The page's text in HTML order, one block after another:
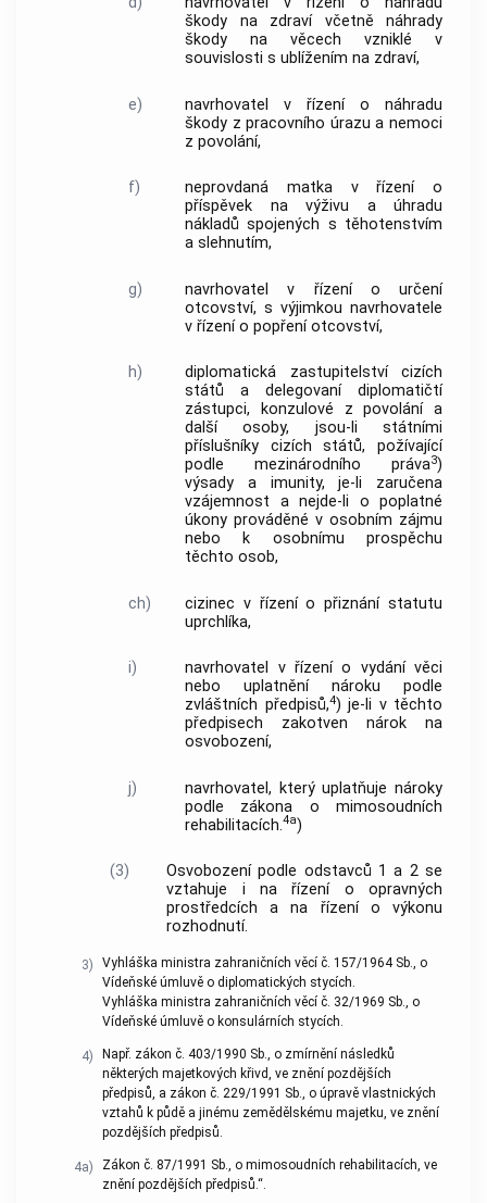
škody na zdraví včetně náhrady
škody na věcech vzniklé v
souvislosti s ublížením na zdraví,
e)
navrhovatel v řízení o náhradu
škody z pracovního úrazu a nemoci
z povolání,
f)
neprovdaná matka v řízení o
příspěvek na výživu a úhradu
nákladů spojených s těhotenstvím
a slehnutím,
g)
navrhovatel v řízení o určení
otcovství, s výjimkou navrhovatele
v řízení o popření otcovství,
h)
diplomatická zastupitelství cizích
států a delegovaní diplomatičtí
zástupci, konzulové z povolání a
další osoby, jsou-li státními
příslušníky cizích států, požívající
podle mezinárodního práva3)
výsady a imunity, je-li zaručena
vzájemnost a nejde-li o poplatné
úkony prováděné v osobním zájmu
nebo k osobnímu prospěchu
těchto osob,
ch)
cizinec v řízení o přiznání statutu
uprchlíka,
i)
navrhovatel v řízení o vydání věci
nebo uplatnění nároku podle
zvláštních předpisů,4) je-li v těchto
předpisech zakotven nárok na
osvobození,
j)
navrhovatel, který uplatňuje nároky
podle zákona o mimosoudních
rehabilitacích.4a)
(3)
Osvobození podle odstavců 1 a 2 se
vztahuje i na řízení o opravných
prostředcích a na řízení o výkonu
rozhodnutí.
3)
Vyhláška ministra zahraničních věcí č. 157/1964 Sb., o
Vídeňské úmluvě o diplomatických stycích.
Vyhláška ministra zahraničních věcí č. 32/1969 Sb., o
Vídeňské úmluvě o konsulárních stycích.
4)
Např. zákon č. 403/1990 Sb., o zmírnění následků
některých majetkových křivd, ve znění pozdějších
předpisů, a zákon č. 229/1991 Sb., o úpravě vlastnických
vztahů k půdě a jinému zemědělskému majetku, ve znění
pozdějších předpisů.
4a)
Zákon č. 87/1991 Sb., o mimosoudních rehabilitacích, ve
znění pozdějších předpisů.“.